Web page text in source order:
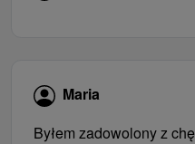
Maria
Byłem zadowolony z